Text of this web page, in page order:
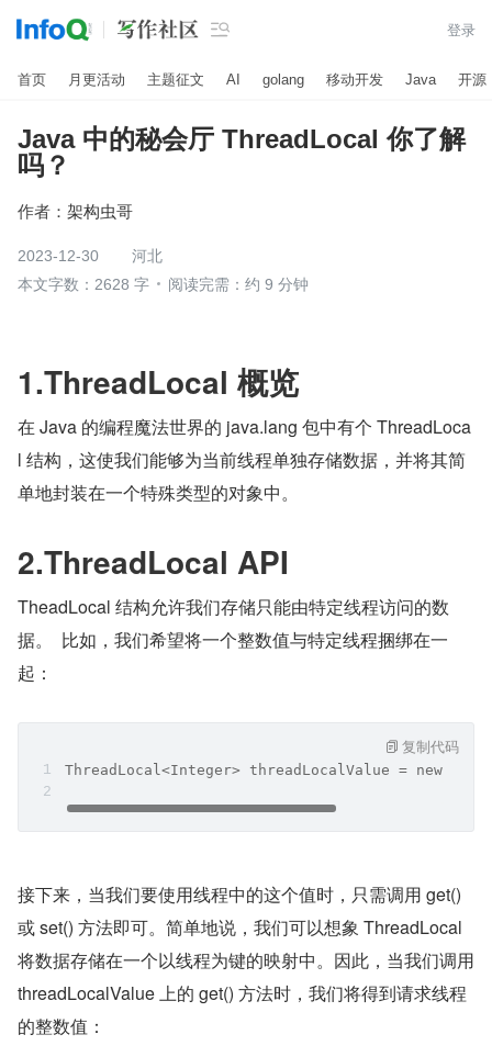
 登录
首页 月更活动 主题征文 AI golang 移动开发 Java 开源
Java 中的秘会厅 ThreadLocal 你了解
吗？
作者： 架构虫哥
2023-12-30
河北
本文字数：2628 字
阅读完需：约 9 分钟
1.ThreadLocal 概览
在 Java 的编程魔法世界的 java.lang 包中有个 ThreadLoca
l 结构，这使我们能够为当前线程单独存储数据，并将其简
单地封装在一个特殊类型的对象中。
2.ThreadLocal API
TheadLocal 结构允许我们存储只能由特定线程访问的数
据。  比如，我们希望将一个整数值与特定线程捆绑在一
起：
ThreadLocal<Integer> threadLocalValue = new
复制代码
接下来，当我们要使用线程中的这个值时，只需调用 get()
或 set() 方法即可。简单地说，我们可以想象 ThreadLocal
将数据存储在一个以线程为键的映射中。因此，当我们调用
threadLocalValue 上的 get() 方法时，我们将得到请求线程
的整数值：